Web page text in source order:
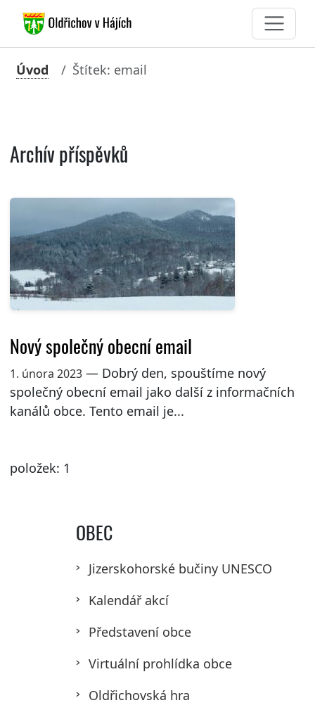
Úvod Štítek: email
Archív příspěvků
Nový společný obecní email
1. února 2023— Dobrý den, spouštíme nový
společný obecní email jako další z informačních
kanálů obce. Tento email je...
položek: 1
OBEC
Jizerskohorské bučiny UNESCO
Kalendář akcí
Představení obce
Virtuální prohlídka obce
Oldřichovská hra